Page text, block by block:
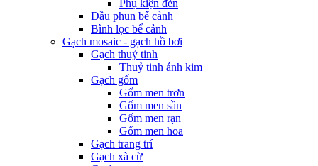
Phụ kiện đèn
Đầu phun bể cảnh
Bình lọc bể cảnh
Gạch mosaic - gạch hồ bơi
Gạch thuỷ tinh
Thuỷ tinh ánh kim
Gạch gốm
Gốm men trơn
Gốm men sần
Gốm men rạn
Gốm men hoa
Gạch trang trí
Gạch xà cừ